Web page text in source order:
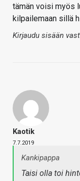
tämän voisi myös
kilpailemaan sillä
Kirjaudu sisään
Kaotik
7.7.2019
Kankipappa
Taisi olla toi